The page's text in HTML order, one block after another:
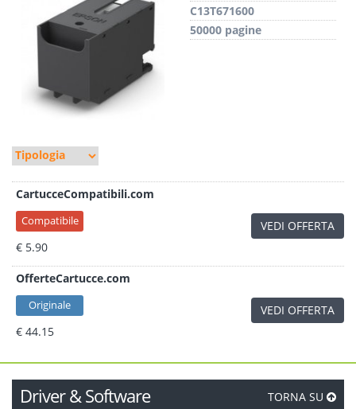
C13T671600
50000 pagine
CartucceCompatibili.com
Compatibile
€ 5.90
VEDI OFFERTA
OfferteCartucce.com
Originale
€ 44.15
VEDI OFFERTA
Driver & Software TORNA SU